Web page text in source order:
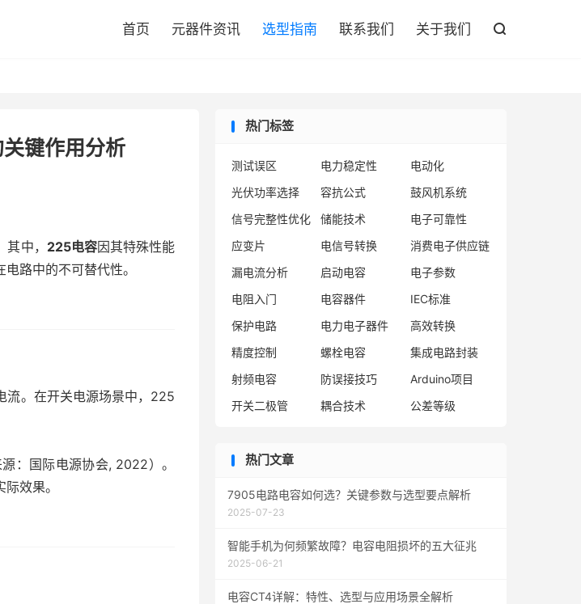
首页 元器件资讯 选型指南 联系我们 关于我们 
键作用分析
中， 225电容因其特殊性能
路中的不可替代性。
流。在开关电源场景中，225
：国际电源协会, 2022）。
效果。
热门标签
测试误区 电力稳定性
电动化
光伏功率选择
容抗公式
鼓风机系统
信号完整性优化
储能技术
电子可靠性
应变片
电信号转换
消费电子供应链
漏电流分析
启动电容
电子参数
电阻入门
电容器件
IEC标准
保护电路
电力电子器件
高效转换
精度控制
螺栓电容
集成电路封装
射频电容
防误接技巧
Arduino项目
开关二极管
耦合技术 公差等级
热门文章
7905电路电容如何选？关键参数与选型要点解析
2025-07-23
智能手机为何频繁故障？电容电阻损坏的五大征兆
2025-06-21
电容CT4详解：特性、选型与应用场景全解析